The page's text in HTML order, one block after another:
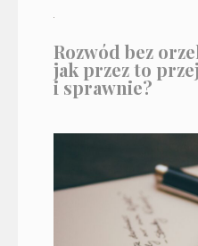
Rozwód bez
jak przez to
i sprawnie?